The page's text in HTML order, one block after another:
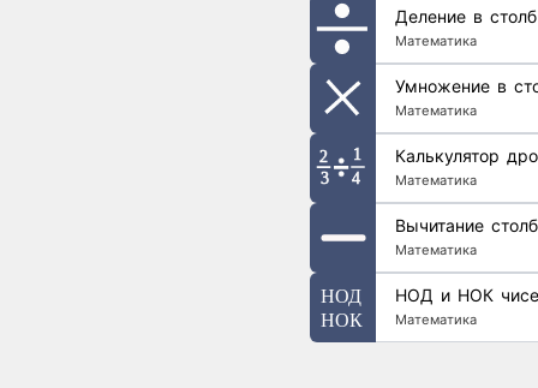
Деление в
Математика
Умножение в
Математика
Калькулятор
Математика
Вычитание
Математика
НОД и НОК
Математика